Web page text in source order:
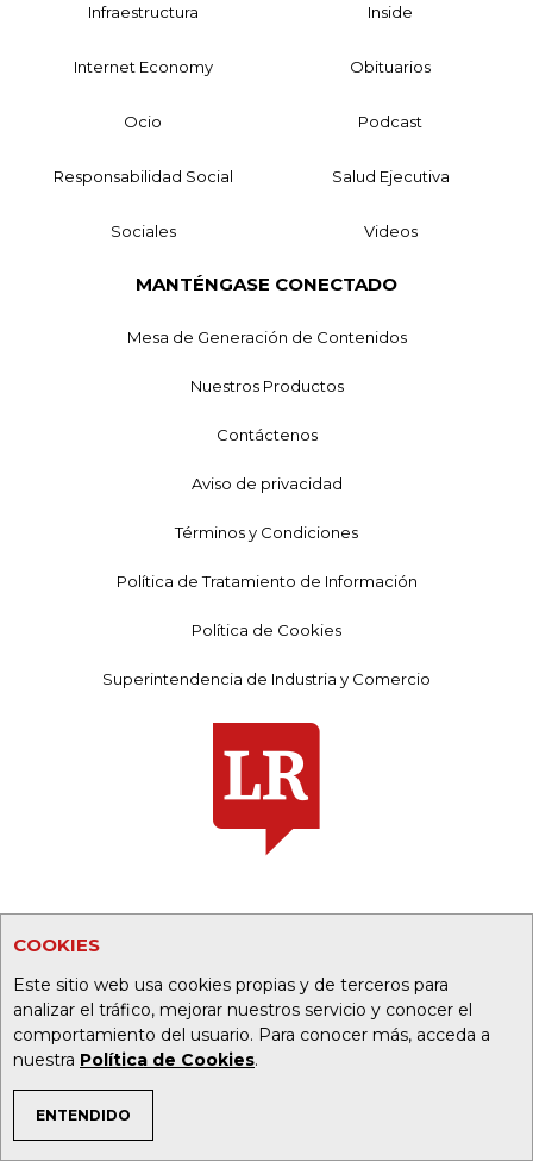
COOKIES
Este sitio web usa cookies propias y de terceros para
analizar el tráfico, mejorar nuestros servicio y conocer el
comportamiento del usuario. Para conocer más, acceda a
nuestra Política de Cookies.
ENTENDIDO
TEMAS DE INTERÉS
Infraestructura Inside
Internet Economy Obituarios
Ocio Podcast
Responsabilidad Social Salud Ejecutiva
Sociales Videos
MANTÉNGASE CONECTADO
Mesa de Generación de Contenidos
Nuestros Productos
Contáctenos
Aviso de privacidad
Términos y Condiciones
Política de Tratamiento de Información
Política de Cookies
Superintendencia de Industria y Comercio
asuntoslegales.com.co